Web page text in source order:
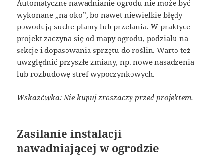
Automatyczne nawadnianie ogrodu nie może być
wykonane „na oko”, bo nawet niewielkie błędy
powodują suche plamy lub przelania. W praktyce
projekt zaczyna się od mapy ogrodu, podziału na
sekcje i dopasowania sprzętu do roślin. Warto też
uwzględnić przyszłe zmiany, np. nowe nasadzenia
lub rozbudowę stref wypoczynkowych.
Wskazówka: Nie kupuj zraszaczy przed projektem.
Zasilanie instalacji
nawadniającej w ogrodzie